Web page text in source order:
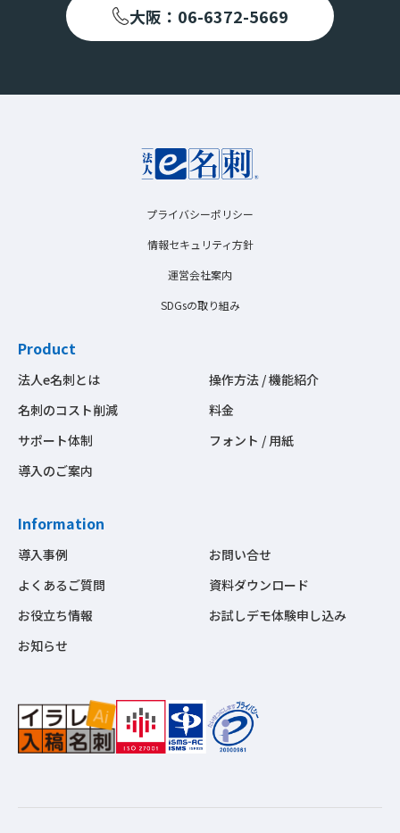
大阪：06-6372-5669
プライバシーポリシー
情報セキュリティ方針
運営会社案内
SDGsの取り組み
Product
法人e名刺とは
名刺のコスト削減
サポート体制
導入のご案内
操作方法 / 機能紹介
料金
フォント / 用紙
Information
導入事例
よくあるご質問
お役立ち情報
お知らせ
お問い合せ
資料ダウンロード
お試しデモ体験申し込み